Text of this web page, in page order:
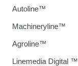
Autoline™
Machineryline™
Agroline™
Linemedia Digital ™